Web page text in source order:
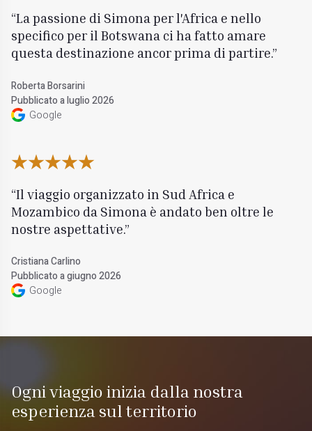
La passione di Simona per l'Africa e nello
specifico per il Botswana ci ha fatto amare
questa destinazione ancor prima di partire.
Roberta Borsarini
Pubblicato a luglio 2026
Google
Il viaggio organizzato in Sud Africa e
Mozambico da Simona è andato ben oltre le
nostre aspettative.
Cristiana Carlino
Pubblicato a giugno 2026
Google
Ogni viaggio inizia dalla nostra
esperienza sul territorio